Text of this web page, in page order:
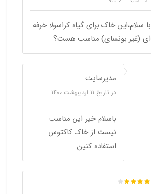
با سلام،این خاک برای گیاه کراسولا خرفه
ای (غیر بونسای) مناسب هست؟
مدیرسایت
در تاریخ 11 اردیبهشت 1400
باسلام خیر این مناسب
نیست از خاک کاکتوس
استفاده کنین